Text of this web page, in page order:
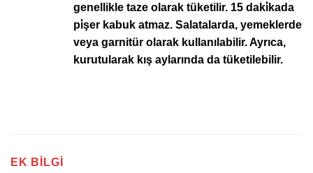
genellikle taze olarak tüketilir. 15 daki̇kada
pi̇şer kabuk atmaz. Salatalarda, yemeklerde
veya garnitür olarak kullanılabilir. Ayrıca,
kurutularak kış aylarında da tüketilebilir.
EK BILGI